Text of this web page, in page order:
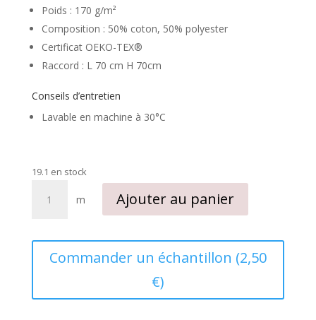
Poids : 170 g/m²
Composition : 50% coton, 50% polyester
Certificat OEKO-TEX®
Raccord : L 70 cm H 70cm
Conseils d’entretien
Lavable en machine à 30°C
19.1 en stock
largeur
Jungle
m Ajouter au panier
Commander un échantillon (2,50
€)